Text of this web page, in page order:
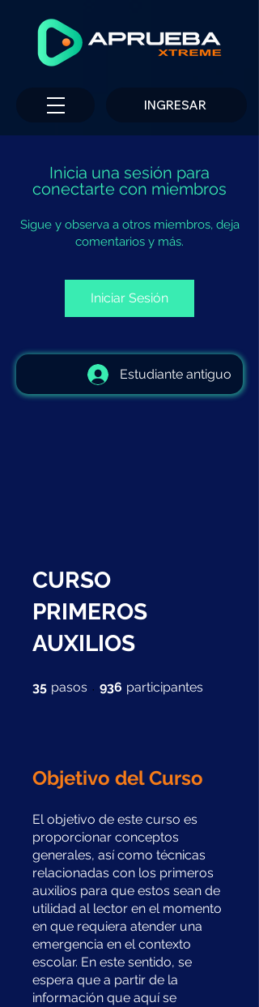
INGRESAR
Inicia una sesión para
conectarte con miembros
Sigue y observa a otros miembros, deja
comentarios y más.
Iniciar Sesión
Estudiante antiguo
CURSO
PRIMEROS
AUXILIOS
35 pasos 35 pasos
936 participantes
Objetivo del Curso
El objetivo de este curso es
proporcionar conceptos
generales, así como técnicas
relacionadas con los primeros
auxilios para que estos sean de
utilidad al lector en el momento
en que requiera atender una
emergencia en el contexto
escolar. En este sentido, se
espera que a partir de la
información que aquí se